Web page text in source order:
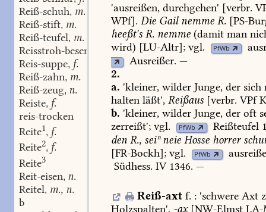
Reiß-schuh, m.
Reiß-stift, m.
Reiß-teufel, m.
Reisstroh-besem
Reis-suppe, f.
Reiß-zahn, m.
Reiß-zeug, n.
Reiste, f.
reis-trocken
Reite1, f.
Reite2, f.
Reite3
Reit-eisen, n.
Reitel, m., n.
b
'ausreißen, durchgehen' [verbr.
WPf]. Die Gailnemme R. [PS-
heeßt's R. nemme (damit man
wird) [LU-Altr]; vgl. PfWb
Ausreißer. —
2.
a. 'kleiner, wilder Junge, der sich
halten läßt', Reißaus [verbr. VPf
b. 'kleiner, wilder Junge, der oft
zerreißt'; vgl. PfWb Reißteufel
den R., seiⁿneie Hosse horrer
[FR-Bockh]; vgl. PfWb
Südhess. IV1346. —
Reiß-axt f. :'schwereAxt
Holzspalten', -ax[NW-Elmst LA-